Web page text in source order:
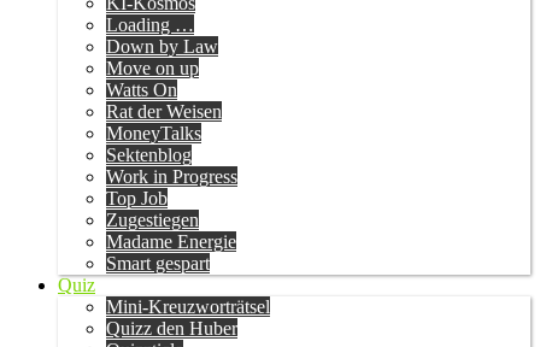
Loading …
Down by Law
Move on up
Watts On
Rat der Weisen
MoneyTalks
Sektenblog
Work in Progress
Top Job
Zugestiegen
Madame Energie
Smart gespart
Quiz
Mini-Kreuzworträtsel
Quizz den Huber